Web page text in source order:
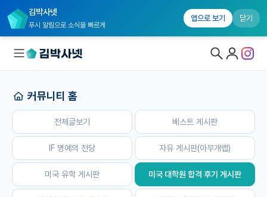
김박사넷
푸시 알림으로 소식을 빠르게
앱으로 보기 닫기
대학원생 모집
국내대학원 정보
연구실&오픈랩
커뮤니티
커뮤니티 홈
전체글보기 베스트 게시판
IF 명예의 전당 자유 게시판(아무개랩)
미국 유학 게시판 미국 대학원 합격 후기 게시판
홈 전체글보기 IF 명예의 전당 자유 게시판(